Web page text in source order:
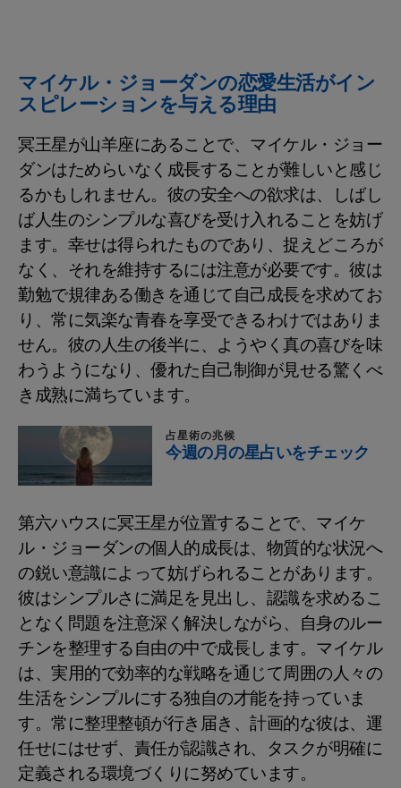
マイケル・ジョーダンの恋愛生活がイン
スピレーションを与える理由
冥王星が山羊座にあることで、マイケル・ジョー
ダンはためらいなく成長することが難しいと感じ
るかもしれません。彼の安全への欲求は、しばし
ば人生のシンプルな喜びを受け入れることを妨げ
ます。幸せは得られたものであり、捉えどころが
なく、それを維持するには注意が必要です。彼は
勤勉で規律ある働きを通じて自己成長を求めてお
り、常に気楽な青春を享受できるわけではありま
せん。彼の人生の後半に、ようやく真の喜びを味
わうようになり、優れた自己制御が見せる驚くべ
き成熟に満ちています。
占星術の兆候
今週の月の星占いをチェック
第六ハウスに冥王星が位置することで、マイケ
ル・ジョーダンの個人的成長は、物質的な状況へ
の鋭い意識によって妨げられることがあります。
彼はシンプルさに満足を見出し、認識を求めるこ
となく問題を注意深く解決しながら、自身のルー
チンを整理する自由の中で成長します。マイケル
は、実用的で効率的な戦略を通じて周囲の人々の
生活をシンプルにする独自の才能を持っていま
す。常に整理整頓が行き届き、計画的な彼は、運
任せにはせず、責任が認識され、タスクが明確に
定義される環境づくりに努めています。